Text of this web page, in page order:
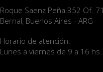
Roque Saenz Peña 352 Of. 71
Bernal, Buenos Aires - ARG
Horario de atención:
Lunes a viernes de 9 a 16 hs.